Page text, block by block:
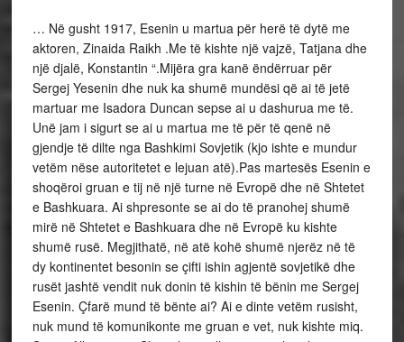
… Në gusht 1917, Esenin u martua për herë të dytë me
aktoren, Zinaida Raikh .Me të kishte një vajzë, Tatjana dhe
një djalë, Konstantin “.Mijëra gra kanë ëndërruar për
Sergej Yesenin dhe nuk ka shumë mundësi që ai të jetë
martuar me Isadora Duncan sepse ai u dashurua me të.
Unë jam i sigurt se ai u martua me të për të qenë në
gjendje të dilte nga Bashkimi Sovjetik (kjo ishte e mundur
vetëm nëse autoritetet e lejuan atë).Pas martesës Esenin e
shoqëroi gruan e tij në një turne në Evropë dhe në Shtetet
e Bashkuara. Ai shpresonte se ai do të pranohej shumë
mirë në Shtetet e Bashkuara dhe në Evropë ku kishte
shumë rusë. Megjithatë, në atë kohë shumë njerëz në të
dy kontinentet besonin se çifti ishin agjentë sovjetikë dhe
rusët jashtë vendit nuk donin të kishin të bënin me Sergej
Esenin. Çfarë mund të bënte ai? Ai e dinte vetëm rusisht,
nuk mund të komunikonte me gruan e vet, nuk kishte miq.